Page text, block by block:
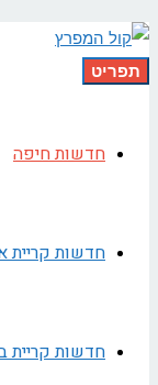
תפריט
חדשות חיפה
חדשות קריית
חדשות קריית